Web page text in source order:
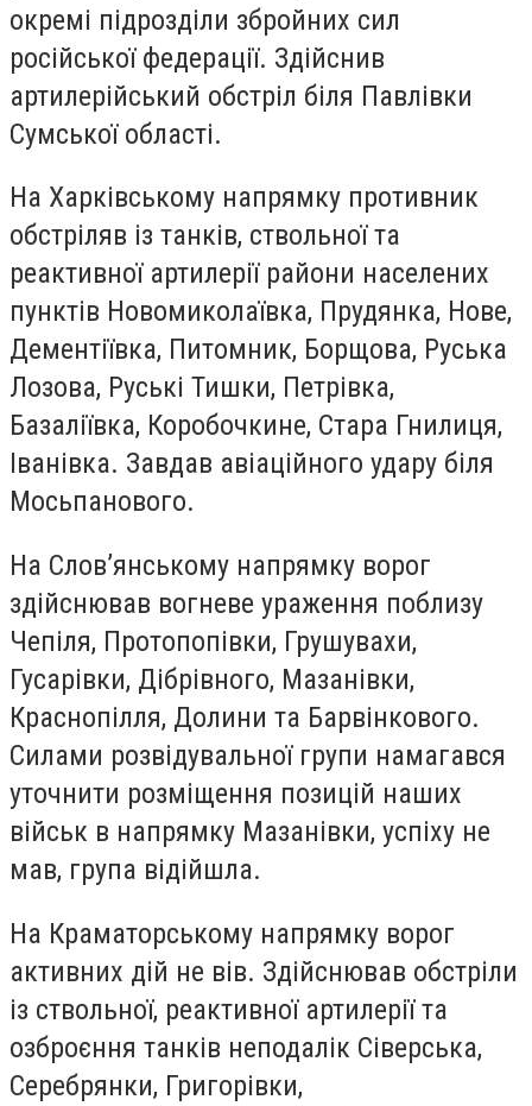
окремі підрозділи збройних сил
російської федерації. Здійснив
артилерійський обстріл біля Павлівки
Сумської області.
На Харківському напрямку противник
обстріляв із танків, ствольної та
реактивної артилерії райони населених
пунктів Новомиколаївка, Прудянка, Нове,
Дементіївка, Питомник, Борщова, Руська
Лозова, Руські Тишки, Петрівка,
Базаліївка, Коробочкине, Стара Гнилиця,
Іванівка. Завдав авіаційного удару біля
Мосьпанового.
На Слов’янському напрямку ворог
здійснював вогневе ураження поблизу
Чепіля, Протопопівки, Грушувахи,
Гусарівки, Дібрівного, Мазанівки,
Краснопілля, Долини та Барвінкового.
Силами розвідувальної групи намагався
уточнити розміщення позицій наших
військ в напрямку Мазанівки, успіху не
мав, група відійшла.
На Краматорському напрямку ворог
активних дій не вів. Здійснював обстріли
із ствольної, реактивної артилерії та
озброєння танків неподалік Сіверська,
Серебрянки, Григорівки,